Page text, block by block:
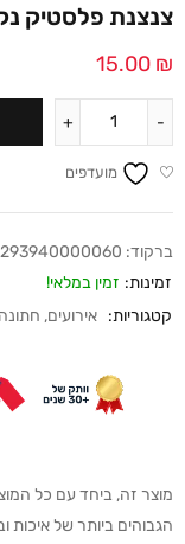
צנצנת פלסטיק נקודות
15.00 ₪
מועדפים
ברקוד:
זמינות: זמין במלאי!
קטגוריות: אירועים,
מוצר זה, ביחד עם כל
הגבוהים ביותר של איכות